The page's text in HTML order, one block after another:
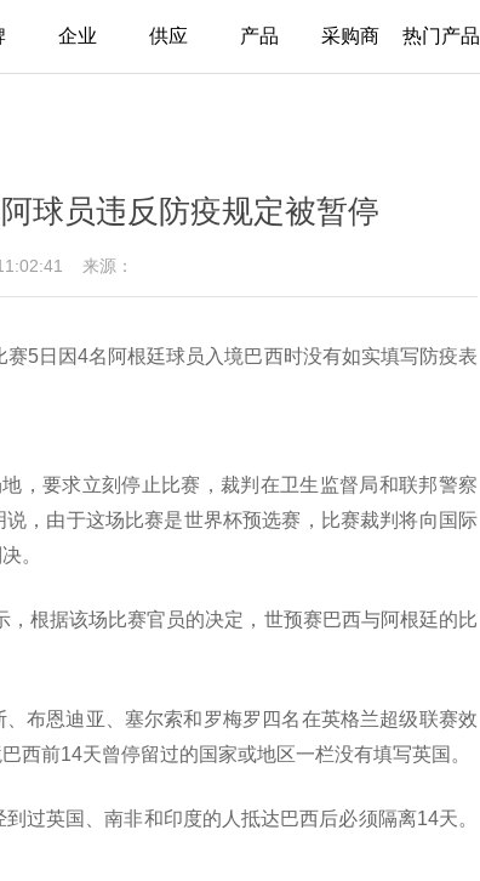
企业 供应 产品 采购商 热门产品
球员违反防疫规定被暂停
来源：
5日因4名阿根廷球员入境巴西时没有如实填写防疫表
，要求立刻停止比赛，裁判在卫生监督局和联邦警察
，由于这场比赛是世界杯预选赛，比赛裁判将向国际
。
根据该场比赛官员的决定，世预赛巴西与阿根廷的比
布恩迪亚、塞尔索和罗梅罗四名在英格兰超级联赛效
西前14天曾停留过的国家或地区一栏没有填写英国。
过英国、南非和印度的人抵达巴西后必须隔离14天。